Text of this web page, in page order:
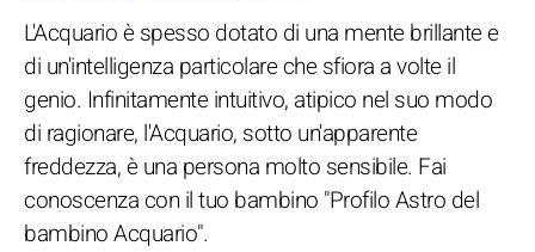
L'Acquario è spesso dotato di una mente brillante e
di un'intelligenza particolare che sfiora a volte il
genio. Infinitamente intuitivo, atipico nel suo modo
di ragionare, l'Acquario, sotto un'apparente
freddezza, è una persona molto sensibile. Fai
conoscenza con il tuo bambino "Profilo Astro del
bambino Acquario".